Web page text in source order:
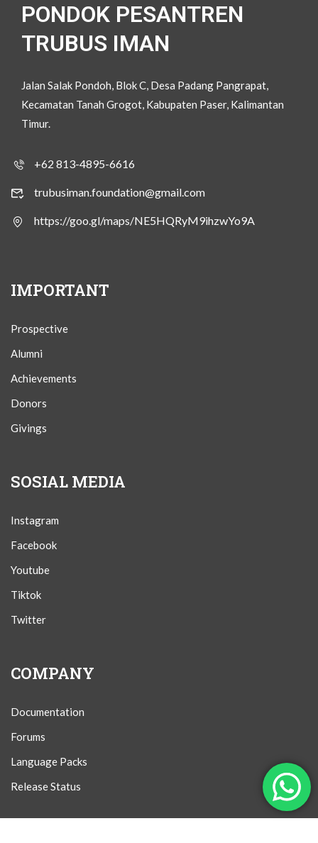
PONDOK PESANTREN
TRUBUS IMAN
Jalan Salak Pondoh, Blok C, Desa Padang Pangrapat,
Kecamatan Tanah Grogot, Kabupaten Paser, Kalimantan
Timur.
+62 813-4895-6616
trubusiman.foundation@gmail.com
https://goo.gl/maps/NE5HQRyM9ihzwYo9A
IMPORTANT
Prospective
Alumni
Achievements
Donors
Givings
SOSIAL MEDIA
Instagram
Facebook
Youtube
Tiktok
Twitter
COMPANY
Documentation
Forums
Language Packs
Release Status